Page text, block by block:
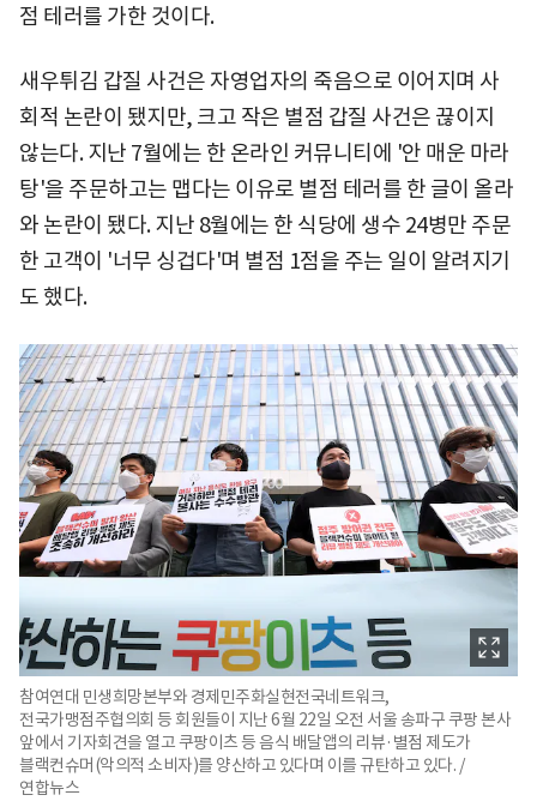
점 테러를 가한 것이다.
새우튀김 갑질 사건은 자영업자의 죽음으로 이어지며 사
회적 논란이 됐지만, 크고 작은 별점 갑질 사건은 끊이지
않는다. 지난 7월에는 한 온라인 커뮤니티에 '안 매운 마라
탕'을 주문하고는 맵다는 이유로 별점 테러를 한 글이 올라
와 논란이 됐다. 지난 8월에는 한 식당에 생수 24병만 주문
한 고객이 '너무 싱겁다'며 별점 1점을 주는 일이 알려지기
도 했다.
참여연대 민생희망본부와 경제민주화실현전국네트워크,
전국가맹점주협의회 등 회원들이 지난 6월 22일 오전 서울 송파구 쿠팡 본사
앞에서 기자회견을 열고 쿠팡이츠 등 음식 배달앱의 리뷰·별점 제도가
블랙컨슈머(악의적 소비자)를 양산하고 있다며 이를 규탄하고 있다. /
연합뉴스